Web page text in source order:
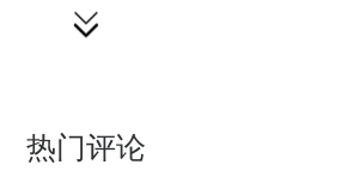

热门评论